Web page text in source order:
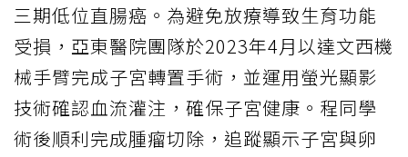
三期低位直腸癌。為避免放療導致生育功能
受損，亞東醫院團隊於2023年4月以達文西機
械手臂完成子宮轉置手術，並運用螢光顯影
技術確認血流灌注，確保子宮健康。程同學
術後順利完成腫瘤切除，追蹤顯示子宮與卵